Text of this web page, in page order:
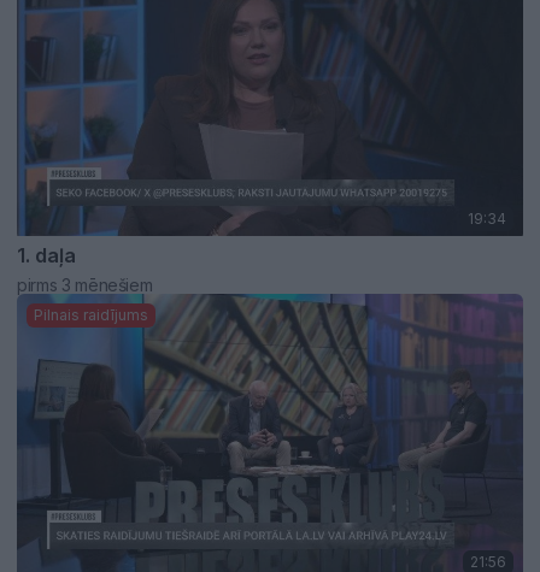
19:34
1. daļa
pirms 3 mēnešiem
Pilnais raidījums
21:56